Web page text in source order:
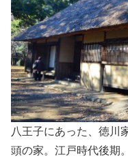
八王子にあった、徳川
頭の家。江戸時代後期。